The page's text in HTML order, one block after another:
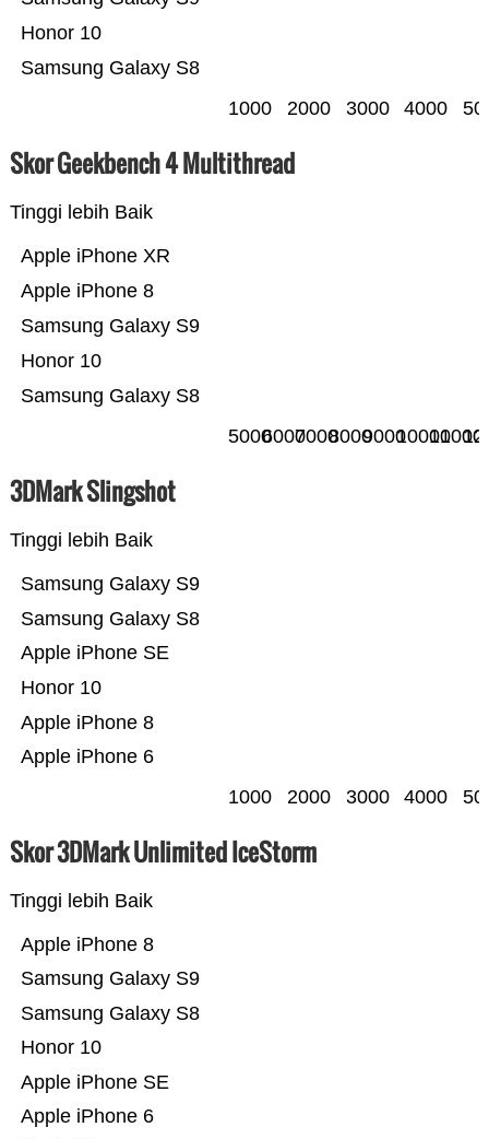
Samsung Galaxy S8
Honor 10
1000 2000 3000 4000
Skor Geekbench 4 Multithread
Tinggi lebih Baik
Samsung Galaxy S8
Honor 10
Samsung Galaxy S9
Apple iPhone 8
Apple iPhone XR
500060007000800090001000011000
3DMark Slingshot
Tinggi lebih Baik
Apple iPhone 6
Apple iPhone 8
Honor 10
Apple iPhone SE
Samsung Galaxy S8
Samsung Galaxy S9
1000 2000 3000 4000
Skor 3DMark Unlimited IceStorm
Tinggi lebih Baik
Apple iPhone 6
Apple iPhone SE
Honor 10
Samsung Galaxy S8
Samsung Galaxy S9
Apple iPhone 8